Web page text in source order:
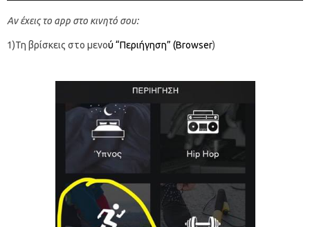
Αν έχεις το app στο κινητό σου:
1)Τη βρίσκεις στο μενού “Περιήγηση” (Browser)